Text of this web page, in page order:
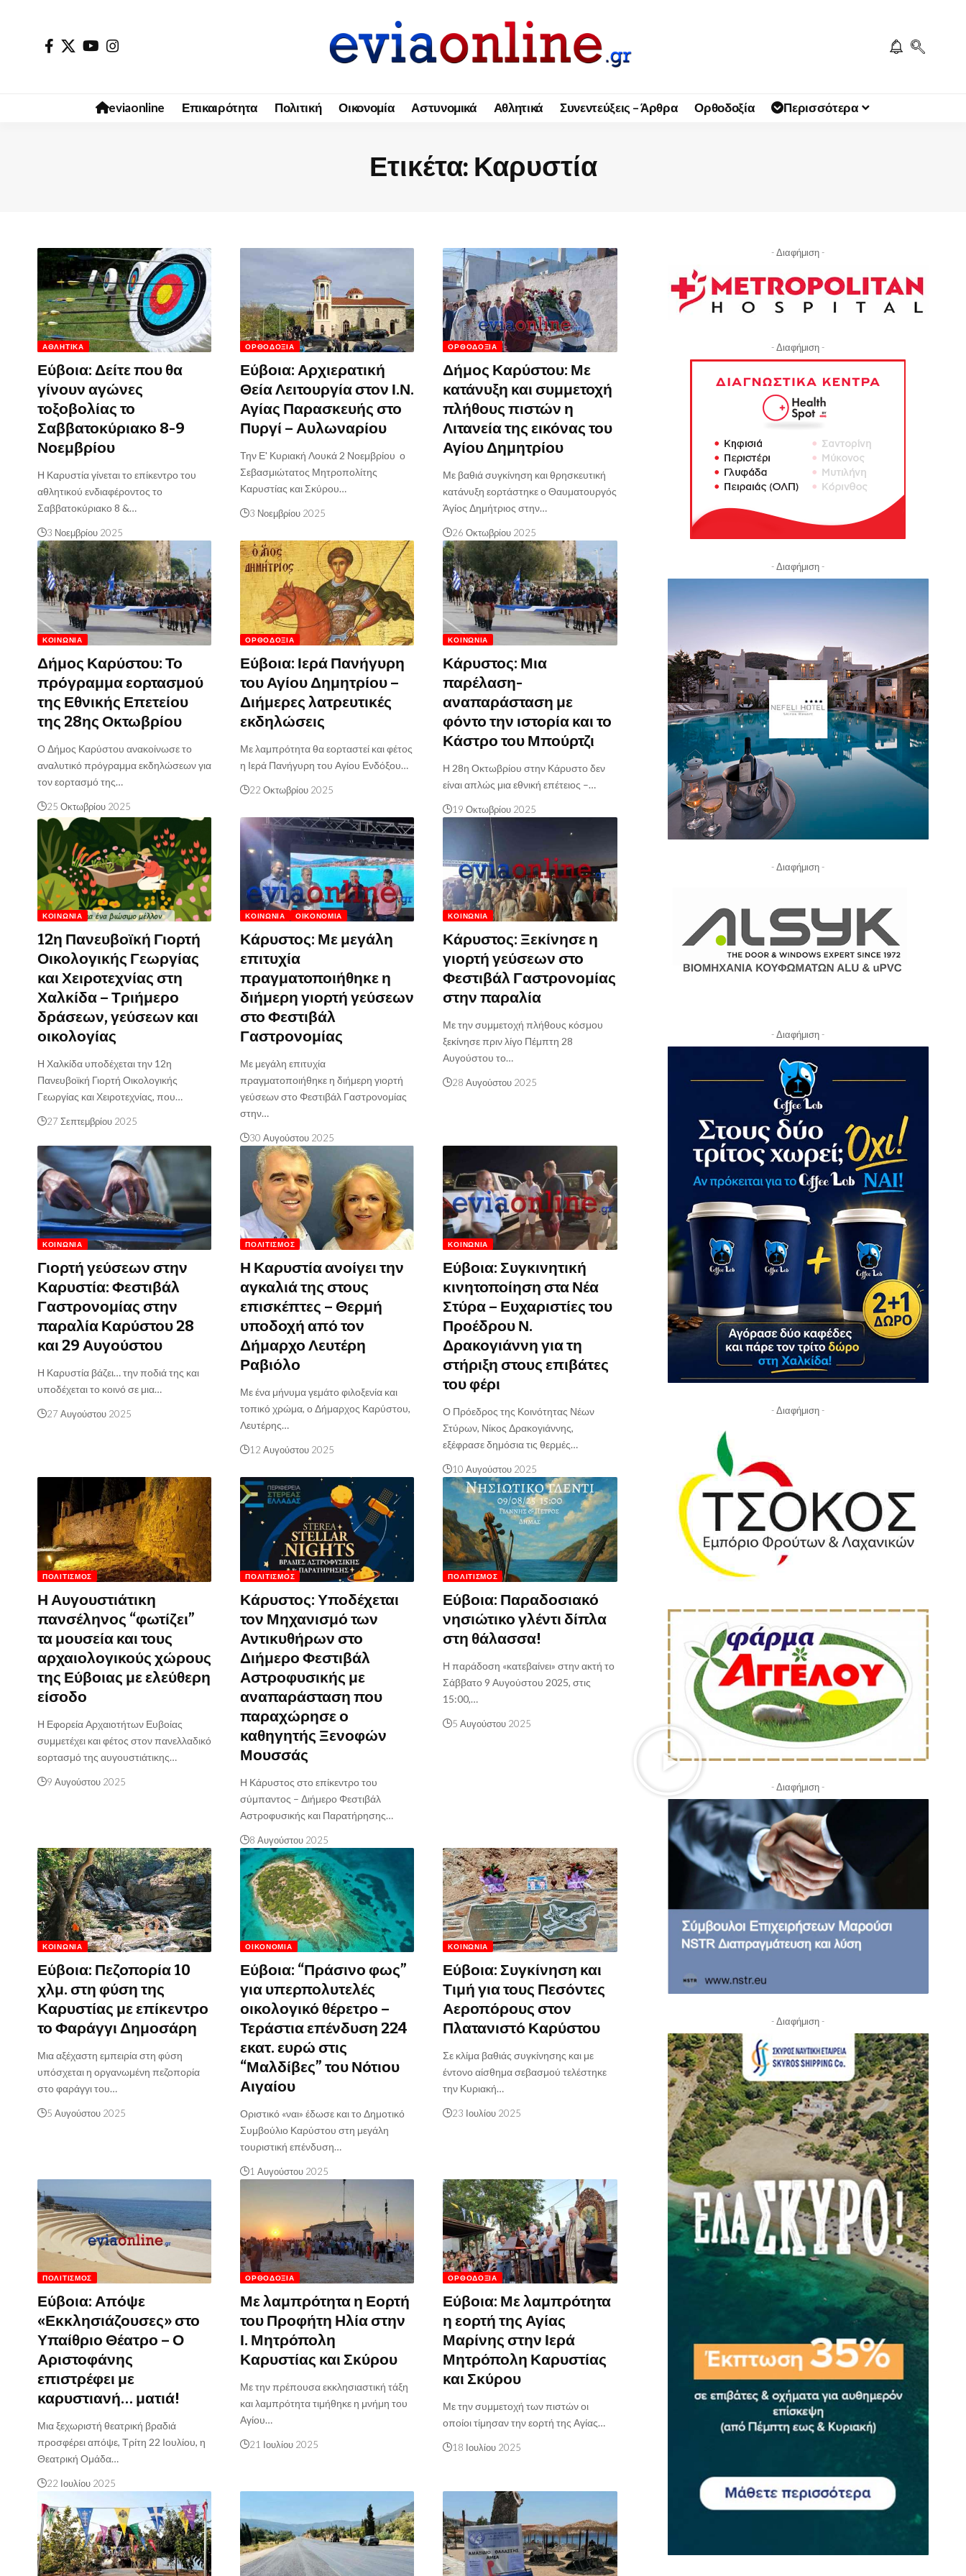
eviaonline Επικαιρότητα Πολιτική Οικονομία Αστυνομικά Αθλητικά Συνεντεύξεις – Άρθρα Ορθοδοξία Περισσότερα
Ετικέτα: Καρυστία
ΑΘΛΗΤΙΚΆ
Εύβοια: Δείτε που θα
γίνουν αγώνες
τοξοβολίας το
Σαββατοκύριακο 8-9
Νοεμβρίου
Η Καρυστία γίνεται το επίκεντρο του
αθλητικού ενδιαφέροντος το
Σαββατοκύριακο 8 &…
3 Νοεμβρίου 2025
ΟΡΘΟΔΟΞΊΑ
Εύβοια: Αρχιερατική
Θεία Λειτουργία στον Ι.Ν.
Αγίας Παρασκευής στο
Πυργί – Αυλωναρίου
Την Ε' Κυριακή Λουκά 2 Νοεμβρίου ο
Σεβασμιώτατος Μητροπολίτης
Καρυστίας και Σκύρου…
3 Νοεμβρίου 2025
ΟΡΘΟΔΟΞΊΑ
Δήμος Καρύστου: Με
κατάνυξη και συμμετοχή
πλήθους πιστών η
Λιτανεία της εικόνας του
Αγίου Δημητρίου
Με βαθιά συγκίνηση και θρησκευτική
κατάνυξη εορτάστηκε ο Θαυματουργός
Άγίος Δημήτριος στην…
26 Οκτωβρίου 2025
ΚΟΙΝΩΝΊΑ
Δήμος Καρύστου: Το
πρόγραμμα εορτασμού
της Εθνικής Επετείου
της 28ης Οκτωβρίου
Ο Δήμος Καρύστου ανακοίνωσε το
αναλυτικό πρόγραμμα εκδηλώσεων για
τον εορτασμό της…
25 Οκτωβρίου 2025
ΟΡΘΟΔΟΞΊΑ
Εύβοια: Ιερά Πανήγυρη
του Αγίου Δημητρίου –
Διήμερες λατρευτικές
εκδηλώσεις
Με λαμπρότητα θα εορταστεί και φέτος
η Ιερά Πανήγυρη του Αγίου Ενδόξου…
22 Οκτωβρίου 2025
ΚΟΙΝΩΝΊΑ
Κάρυστος: Μια
παρέλαση-
αναπαράσταση με
φόντο την ιστορία και το
Κάστρο του Μπούρτζι
Η 28η Οκτωβρίου στην Κάρυστο δεν
είναι απλώς μια εθνική επέτειος –…
19 Οκτωβρίου 2025
ΚΟΙΝΩΝΊΑ
12η Πανευβοϊκή Γιορτή
Οικολογικής Γεωργίας
και Χειροτεχνίας στη
Χαλκίδα – Τριήμερο
δράσεων, γεύσεων και
οικολογίας
Η Χαλκίδα υποδέχεται την 12η
Πανευβοϊκή Γιορτή Οικολογικής
Γεωργίας και Χειροτεχνίας, που…
27 Σεπτεμβρίου 2025
ΚΟΙΝΩΝΊΑ ΟΙΚΟΝΟΜΊΑ
Κάρυστος: Με μεγάλη
επιτυχία
πραγματοποιήθηκε η
διήμερη γιορτή γεύσεων
στο Φεστιβάλ
Γαστρονομίας
Με μεγάλη επιτυχία
πραγματοποιήθηκε η διήμερη γιορτή
γεύσεων στο Φεστιβάλ Γαστρονομίας
στην…
30 Αυγούστου 2025
ΚΟΙΝΩΝΊΑ
Κάρυστος: Ξεκίνησε η
γιορτή γεύσεων στο
Φεστιβάλ Γαστρονομίας
στην παραλία
Με την συμμετοχή πλήθους κόσμου
ξεκίνησε πριν λίγο Πέμπτη 28
Αυγούστου το…
28 Αυγούστου 2025
ΚΟΙΝΩΝΊΑ
Γιορτή γεύσεων στην
Καρυστία: Φεστιβάλ
Γαστρονομίας στην
παραλία Καρύστου 28
και 29 Αυγούστου
Η Καρυστία βάζει… την ποδιά της και
υποδέχεται το κοινό σε μια…
27 Αυγούστου 2025
ΠΟΛΙΤΙΣΜΌΣ
Η Καρυστία ανοίγει την
αγκαλιά της στους
επισκέπτες – Θερμή
υποδοχή από τον
Δήμαρχο Λευτέρη
Ραβιόλο
Με ένα μήνυμα γεμάτο φιλοξενία και
τοπικό χρώμα, ο Δήμαρχος Καρύστου,
Λευτέρης…
12 Αυγούστου 2025
ΚΟΙΝΩΝΊΑ
Εύβοια: Συγκινητική
κινητοποίηση στα Νέα
Στύρα – Ευχαριστίες του
Προέδρου Ν.
Δρακογιάννη για τη
στήριξη στους επιβάτες
του φέρι
Ο Πρόεδρος της Κοινότητας Νέων
Στύρων, Νίκος Δρακογιάννης,
εξέφρασε δημόσια τις θερμές…
10 Αυγούστου 2025
ΠΟΛΙΤΙΣΜΌΣ
Η Αυγουστιάτικη
πανσέληνος “φωτίζει”
τα μουσεία και τους
αρχαιολογικούς χώρους
της Εύβοιας με ελεύθερη
είσοδο
Η Εφορεία Αρχαιοτήτων Ευβοίας
συμμετέχει και φέτος στον πανελλαδικό
εορτασμό της αυγουστιάτικης…
9 Αυγούστου 2025
ΠΟΛΙΤΙΣΜΌΣ
Κάρυστος: Υποδέχεται
τον Μηχανισμό των
Αντικυθήρων στο
Διήμερο Φεστιβάλ
Αστροφυσικής με
αναπαράσταση που
παραχώρησε ο
καθηγητής Ξενοφών
Μουσσάς
Η Κάρυστος στο επίκεντρο του
σύμπαντος – Διήμερο Φεστιβάλ
Αστροφυσικής και Παρατήρησης…
8 Αυγούστου 2025
ΠΟΛΙΤΙΣΜΌΣ
Εύβοια: Παραδοσιακό
νησιώτικο γλέντι δίπλα
στη θάλασσα!
Η παράδοση «κατεβαίνει» στην ακτή το
Σάββατο 9 Αυγούστου 2025, στις
15:00,…
5 Αυγούστου 2025
ΚΟΙΝΩΝΊΑ
Εύβοια: Πεζοπορία 10
χλμ. στη φύση της
Καρυστίας με επίκεντρο
το Φαράγγι Δημοσάρη
Μια αξέχαστη εμπειρία στη φύση
υπόσχεται η οργανωμένη πεζοπορία
στο φαράγγι του…
5 Αυγούστου 2025
ΟΙΚΟΝΟΜΊΑ
Εύβοια: “Πράσινο φως”
για υπερπολυτελές
οικολογικό θέρετρο –
Τεράστια επένδυση 224
εκατ. ευρώ στις
“Μαλδίβες” του Νότιου
Αιγαίου
Οριστικό «ναι» έδωσε και το Δημοτικό
Συμβούλιο Καρύστου στη μεγάλη
τουριστική επένδυση…
1 Αυγούστου 2025
ΚΟΙΝΩΝΊΑ
Εύβοια: Συγκίνηση και
Τιμή για τους Πεσόντες
Αεροπόρους στον
Πλατανιστό Καρύστου
Σε κλίμα βαθιάς συγκίνησης και με
έντονο αίσθημα σεβασμού τελέστηκε
την Κυριακή…
23 Ιουλίου 2025
ΠΟΛΙΤΙΣΜΌΣ
Εύβοια: Απόψε
«Εκκλησιάζουσες» στο
Υπαίθριο Θέατρο – Ο
Αριστοφάνης
επιστρέφει με
καρυστιανή… ματιά!
Μια ξεχωριστή θεατρική βραδιά
προσφέρει απόψε, Τρίτη 22 Ιουλίου, η
Θεατρική Ομάδα…
22 Ιουλίου 2025
ΟΡΘΟΔΟΞΊΑ
Με λαμπρότητα η Εορτή
του Προφήτη Ηλία στην
Ι. Μητρόπολη
Καρυστίας και Σκύρου
Με την πρέπουσα εκκλησιαστική τάξη
και λαμπρότητα τιμήθηκε η μνήμη του
Αγίου…
21 Ιουλίου 2025
ΟΡΘΟΔΟΞΊΑ
Εύβοια: Με λαμπρότητα
η εορτή της Αγίας
Μαρίνης στην Ιερά
Μητρόπολη Καρυστίας
και Σκύρου
Με την συμμετοχή των πιστών οι
οποίοι τίμησαν την εορτή της Αγίας…
18 Ιουλίου 2025
- Διαφήμιση -
- Διαφήμιση -
- Διαφήμιση -
- Διαφήμιση -
- Διαφήμιση -
- Διαφήμιση -
- Διαφήμιση -
- Διαφήμιση -